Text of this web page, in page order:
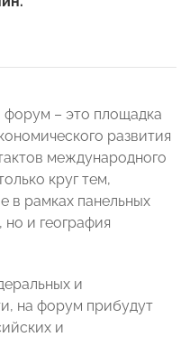
– это площадка
развития
международного
круг тем,
в рамках панельных
но и география
и
на форум прибудут
и